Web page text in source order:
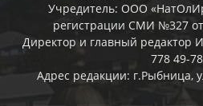
Учредитель: ООО
регистрации СМИ №327
Директор и главный редактор
778 49-
Адрес редакции: г.Рыбница,